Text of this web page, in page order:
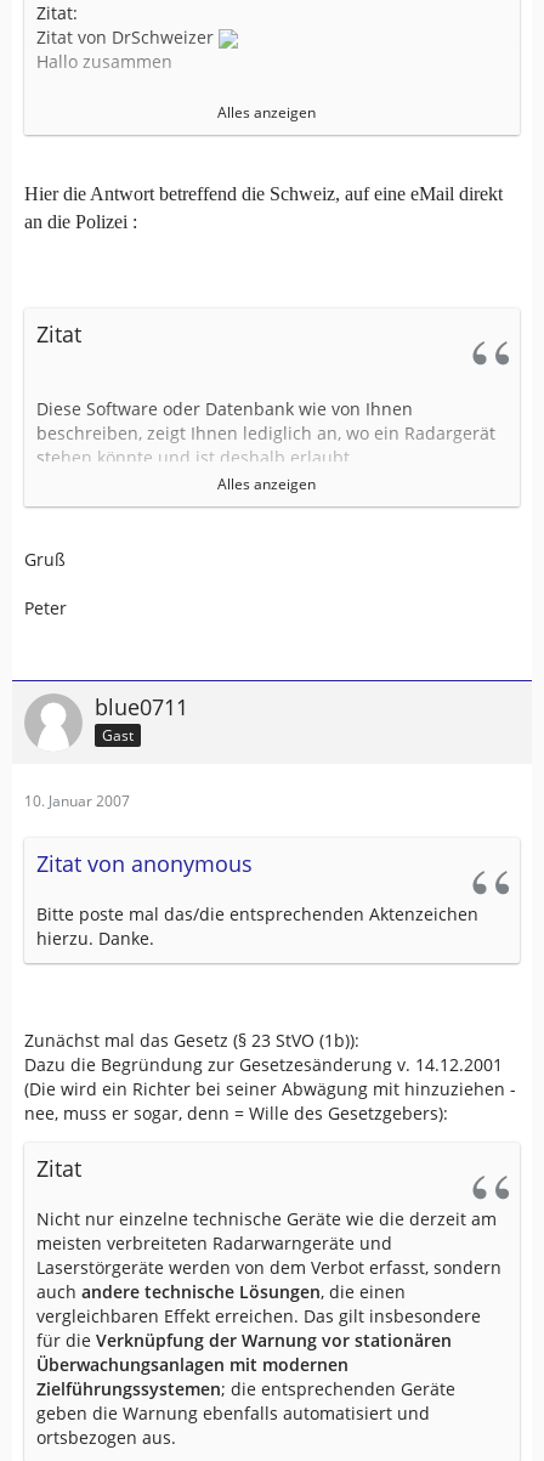
Zitat:
Zitat von DrSchweizer
Hallo zusammen
Im Tages Anzeiger von heute steht, GPS-Geräte mit
"Radar-Warner" würden vom Zoll und der Polizei
sei verboten.
Fällt da ein Zümo mit Radar-POIs da drunter, oder betrifft
Alles anzeigen
Hier die Antwort betreffend die Schweiz, auf eine eMail direkt
an die Polizei :
Zitat
Diese Software oder Datenbank wie von Ihnen
beschreiben, zeigt Ihnen lediglich an, wo ein Radargerät
stehen könnte und ist deshalb erlaubt.
Mit freundlichen Grüssen
Kantonspolizei
Alles anzeigen
Gruß
Peter
blue0711
Gast
10. Januar 2007
Zitat von anonymous
Bitte poste mal das/die entsprechenden Aktenzeichen
hierzu. Danke.
Zunächst mal das Gesetz (§ 23 StVO (1b)):
Dazu die Begründung zur Gesetzesänderung v. 14.12.2001
(Die wird ein Richter bei seiner Abwägung mit hinzuziehen -
nee, muss er sogar, denn = Wille des Gesetzgebers):
Zitat
Nicht nur einzelne technische Geräte wie die derzeit am
meisten verbreiteten Radarwarngeräte und
Laserstörgeräte werden von dem Verbot erfasst, sondern
auch andere technische Lösungen, die einen
vergleichbaren Effekt erreichen. Das gilt insbesondere
für die Verknüpfung der Warnung vor stationären
Überwachungsanlagen mit modernen
Zielführungssystemen; die entsprechenden Geräte
geben die Warnung ebenfalls automatisiert und
ortsbezogen aus.